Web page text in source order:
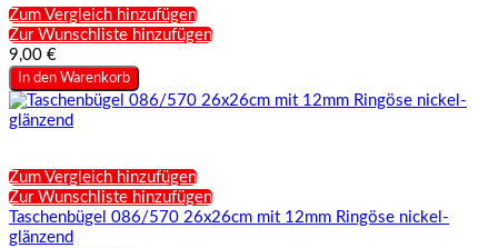
Zum Vergleich hinzufügen
Zur Wunschliste hinzufügen
9,00 €
In den Warenkorb
Zum Vergleich hinzufügen
Zur Wunschliste hinzufügen
Taschenbügel 086/570 26x26cm mit 12mm Ringöse nickel-
glänzend